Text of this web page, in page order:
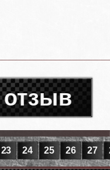
23 24 25 26 27